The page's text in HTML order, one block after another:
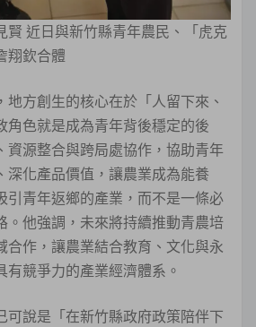
賢 近日與新竹縣青年農民、「虎克
翔欽合體
地方創生的核心在於「人留下來、
角色就是成為青年背後穩定的後
資源整合與跨局處協作，協助青年
深化產品價值，讓農業成為能養
引青年返鄉的產業，而不是一條必
。他強調，未來將持續推動青農培
合作，讓農業結合教育、文化與永
有競爭力的產業經濟體系。
可說是「在新竹縣政府政策陪伴下